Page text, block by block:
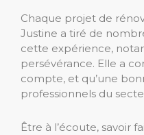
Chaque projet de
Justine a tiré de
cette expérience,
persévérance. Elle a
compte, et qu’une
professionnels du
Être à l’écoute, savoir